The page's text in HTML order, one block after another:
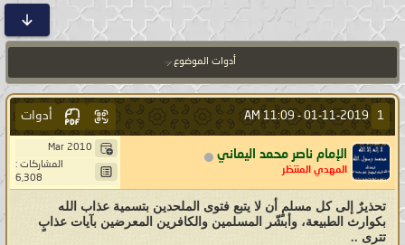
أدوات الموضوع
1
01-11-2019 -
11:09 AM أدوات
الإمام ناصر محمد اليماني
المهدي المنتظر
Mar 2010
المشاركات :
6,308
تحذيرٌ إلى كل مسلمٍ أن لا يتبع فتوى الملحدين بتسمية عذاب الله
بكوارث الطبيعة، وأبشّر المسلمين والكافرين المعرضين بآيات عذابٍ
تترى ..